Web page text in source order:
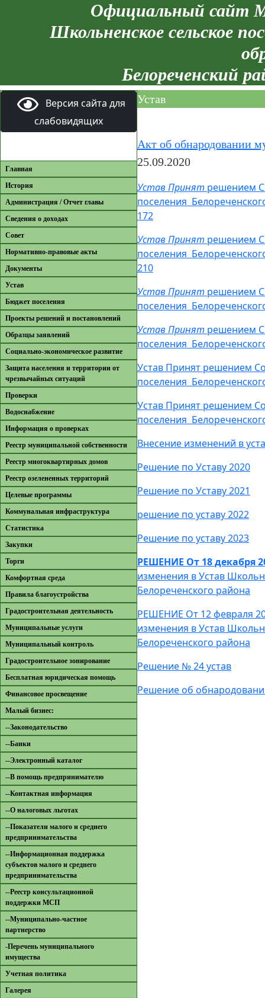
Официальный сайт
Школьненское сельское
Белореченский
Версия сайта для
слабовидящих
Главная
История
Администрация / Отчет главы
Сведения о доходах
Совет
Нормативно-правовые акты
Документы
Устав
Бюджет поселения
Проекты решений и постановлений
Образцы заявлений
Cоциально-экономическое развитие
Защита населения и территории от
чрезвычайных ситуаций
Проверки
Водоснабжение
Информация о проверках
Реестр муниципальной собственности
Реестр многоквартирных домов
Реестр озелененных территорий
Целевые программы
Коммунальная инфраструктура
Cтатистика
Закупки
Торги
Комфортная среда
Правила благоустройства
Градостроительная деятельность
Муниципальные услуги
Муниципальный контроль
Градостроительное зонирование
Бесплатная юридическая помощь
Финансовое просвещение
Малый бизнес:
--Законодательство
--Банки
--Электронный каталог
--В помощь предпринимателю
--Контактная информация
--О налоговых льготах
--Показатели малого и среднего
предпринимательства
--Информационная поддержка
субъектов малого и среднего
предпринимательства
--Реестр консультационной
поддержки МСП
--Муниципально-частное
партнерство
-Перечень муниципального
имущества
Учетная политика
Галерея
Устав
Акт об обнародовании
25.09.2020
Устав Принят решением
поселения
172
Устав Принят решением
поселения
210
Устав Принят решением
поселения
Устав Принят решением
поселения
Устав Принят решением
поселения
Устав Принят решением
поселения
Внесение изменений в
Решение по Уставу 2020
Решение по Уставу 2021
решение по уставу 2022
Решение по уставу 2023
РЕШЕНИЕ От 18 декабря
изменения в Устав
Белореченского района
РЕШЕНИЕ От 12 февраля
изменения в Устав
Белореченского района
Решение № 24 устав
Решение об